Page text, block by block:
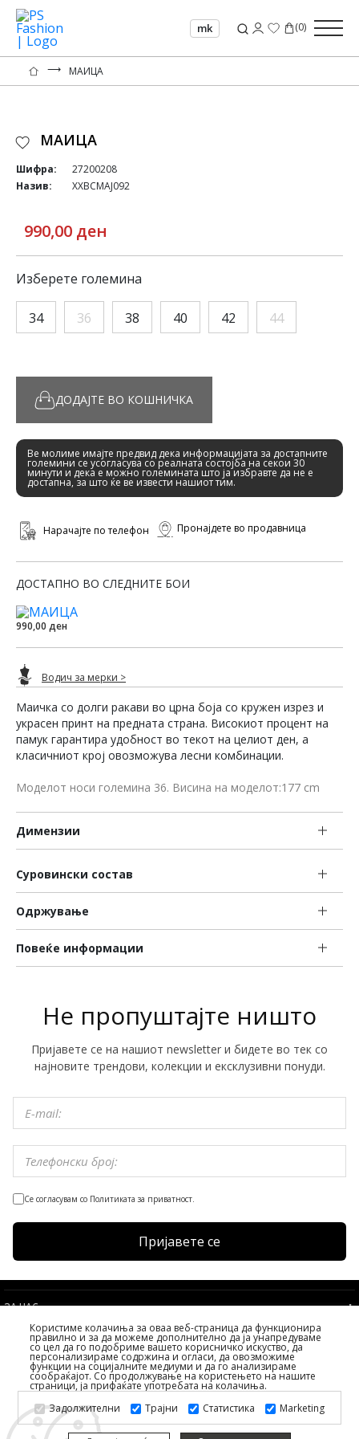
mk (0)
⟶ МАИЦА
Маичка со долги ракави во црна боја со кружен изрез и
украсен принт на предната страна. Високиот процент на
памук гарантира удобност во текот на целиот ден, а
класичниот крој овозможува лесни комбинации.
Моделот носи големина 36. Висина на моделот:177 cm
Димензии
Суровински состав
Одржување
Повеќе информации
МАИЦА
Шифра:
27200208
Назив:
XXBCMAJ092
990,00 ден
Изберете големина
34 36 38 40 42 44
ДОДАЈТЕ ВО КОШНИЧКА
Ве молиме имајте предвид дека информацијата за достапните
големини се усогласува со реалната состојба на секои 30
минути и дека е можно големината што ја избравте да не е
достапна, за што ќе ве извести нашиот тим.
Нарачајте по телефон Пронајдете во продавница
ДОСТАПНО ВО СЛЕДНИТЕ БОИ
990,00 ден
Водич за мерки >
Не пропуштајте ништо
Пријавете се на нашиот newsletter и бидете во тек со
најновите трендови, колекции и ексклузивни понуди.
Се согласувам со Политиката за приватност.
Пријавете се
ЗА НАС
УСЛОВИ
УСЛУГИ НА КЛИЕНТИТЕ
ИЗБЕРЕТЕ ДРЖАВА
2026 PS FASHION DESIGN DOO
СИТЕ ПРАВА ЗАДРЖАНИ ALL RIGHTS RESERVED
Користиме колачиња за оваа веб-страница да функционира
правилно и за да можеме дополнително да ја унапредуваме
со цел да го подобриме вашето корисничко искуство, да
персонализираме содржина и огласи, да овозможиме
функции на социјалните медиуми и да го анализираме
сообраќајот. Со продолжување на користењето на нашите
страници, ја прифаќате употребата на колачиња.
Задолжителни
Трајни Статистика Marketing